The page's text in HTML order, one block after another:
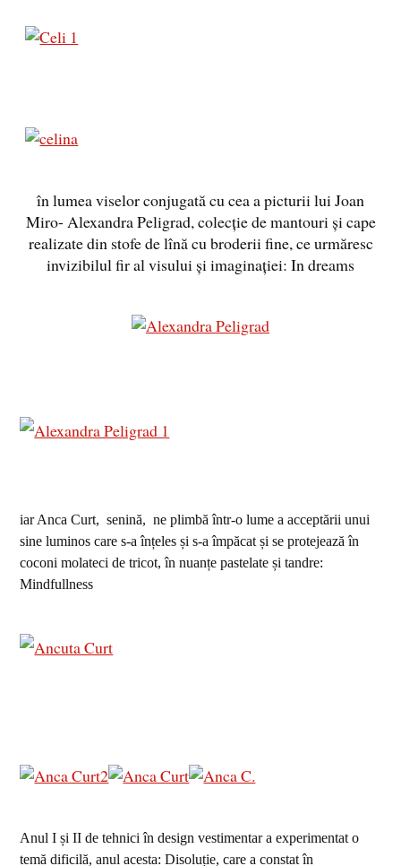
în lumea viselor conjugată cu cea a picturii lui Joan
Miro- Alexandra Peligrad, colecție de mantouri și cape
realizate din stofe de lînă cu broderii fine, ce urmăresc
invizibilul fir al visului și imaginației: In dreams
iar Anca Curt, senină, ne plimbă într-o lume a acceptării unui
sine luminos care s-a înțeles și s-a împăcat și se protejează în
coconi molateci de tricot, în nuanțe pastelate și tandre:
Mindfullness
Anul I și II de tehnici în design vestimentar a experimentat o
temă dificilă, anul acesta: Disoluție, care a constat în